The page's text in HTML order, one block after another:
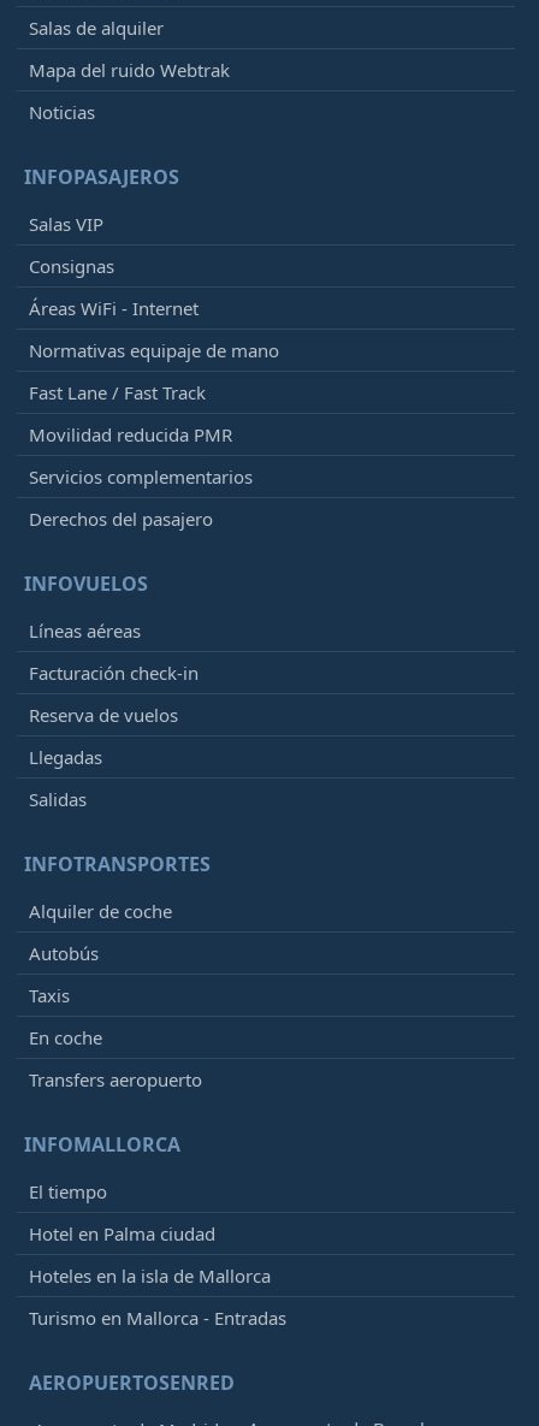
Salas de alquiler
Mapa del ruido Webtrak
Noticias
INFOPASAJEROS
Salas VIP
Consignas
Áreas WiFi - Internet
Normativas equipaje de mano
Fast Lane / Fast Track
Movilidad reducida PMR
Servicios complementarios
Derechos del pasajero
INFOVUELOS
Líneas aéreas
Facturación check-in
Reserva de vuelos
Llegadas
Salidas
INFOTRANSPORTES
Alquiler de coche
Autobús
Taxis
En coche
Transfers aeropuerto
INFOMALLORCA
El tiempo
Hotel en Palma ciudad
Hoteles en la isla de Mallorca
Turismo en Mallorca - Entradas
AEROPUERTOSENRED